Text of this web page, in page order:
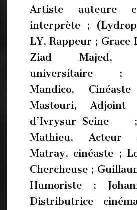
Artiste auteure
interprète ;
LY, Rappeur ; Grace
Ziad Majed,
universitaire ;
Mandico,
Mastouri,
d’Ivrysur-
Mathieu, Acteur
Matray, cinéaste ;
Chercheuse ;
Humoriste ;
Distributrice